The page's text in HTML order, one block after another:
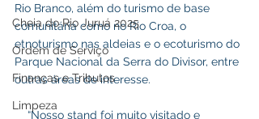
Cheia do Rio Juruá 2025
Ordem de Serviço
Finanças e Tributos
Limpeza
Rio Branco, além do turismo de base
comunitária como no Rio Croa, o
etnoturismo nas aldeias e o ecoturismo do
Parque Nacional da Serra do Divisor, entre
outras áreas de interesse.